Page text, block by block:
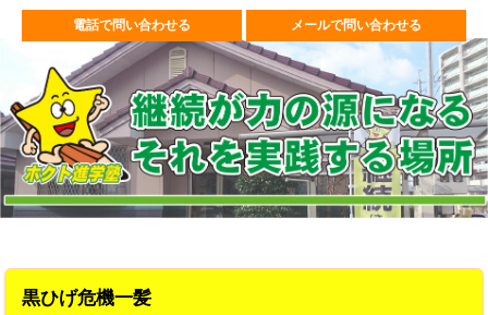
電話で問い合わせる メールで問い合わせる
黒ひげ危機一髪